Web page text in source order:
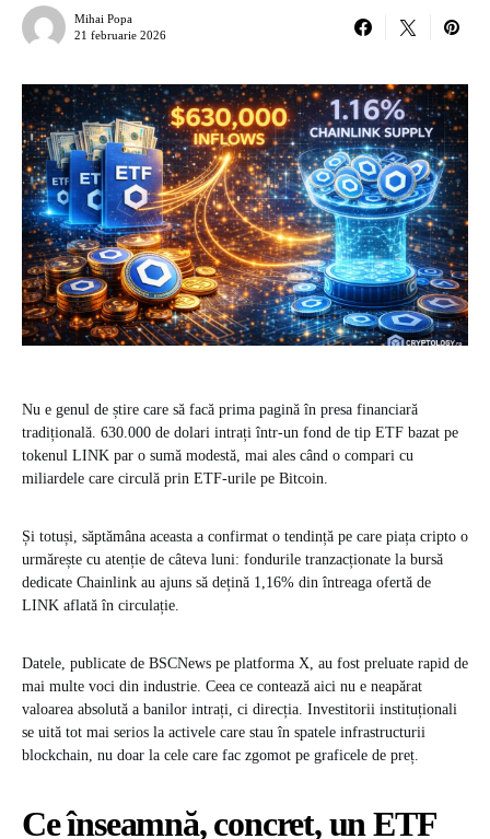
Mihai Popa
21 februarie 2026
Nu e genul de știre care să facă prima pagină în presa financiară
tradițională. 630.000 de dolari intrați într-un fond de tip ETF bazat pe
tokenul LINK par o sumă modestă, mai ales când o compari cu
miliardele care circulă prin ETF-urile pe Bitcoin.
Și totuși, săptămâna aceasta a confirmat o tendință pe care piața cripto o
urmărește cu atenție de câteva luni: fondurile tranzacționate la bursă
dedicate Chainlink au ajuns să dețină 1,16% din întreaga ofertă de
LINK aflată în circulație.
Datele, publicate de BSCNews pe platforma X, au fost preluate rapid de
mai multe voci din industrie. Ceea ce contează aici nu e neapărat
valoarea absolută a banilor intrați, ci direcția. Investitorii instituționali
se uită tot mai serios la activele care stau în spatele infrastructurii
blockchain, nu doar la cele care fac zgomot pe graficele de preț.
Ce înseamnă, concret, un ETF